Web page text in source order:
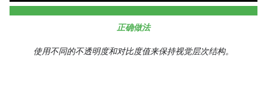
正确做法
使用不同的不透明度和对比度值来保持视觉层次结构。